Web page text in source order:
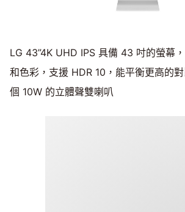
LG 43”4K UHD IPS 具備 43 吋的螢幕
和色彩，支援 HDR 10，能平衡更高的
個 10W 的立體聲雙喇叭